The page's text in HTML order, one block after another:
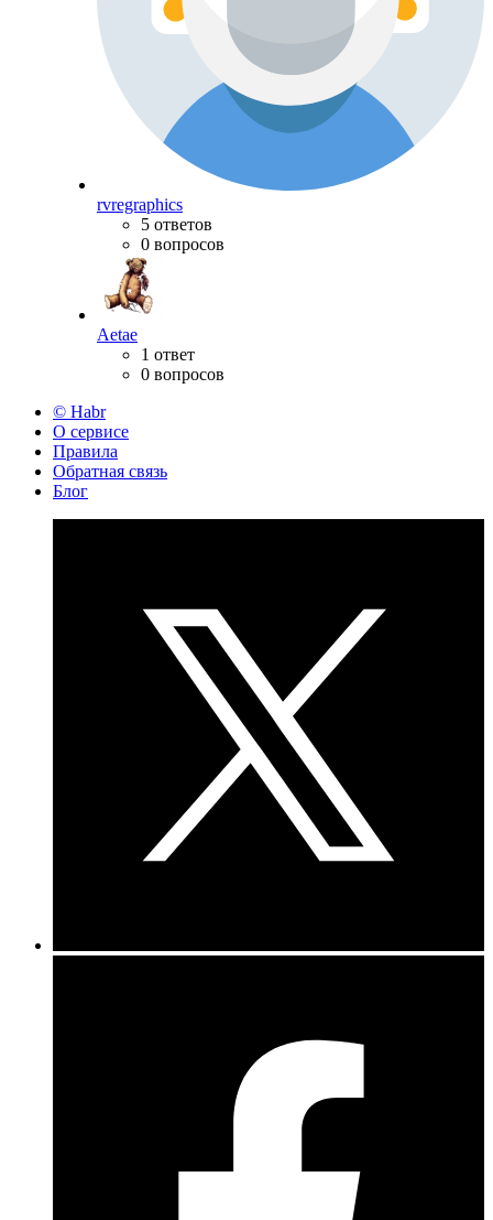
rvregraphics
5 ответов
0 вопросов
Aetae
1 ответ
0 вопросов
© Habr
О сервисе
Правила
Обратная связь
Блог